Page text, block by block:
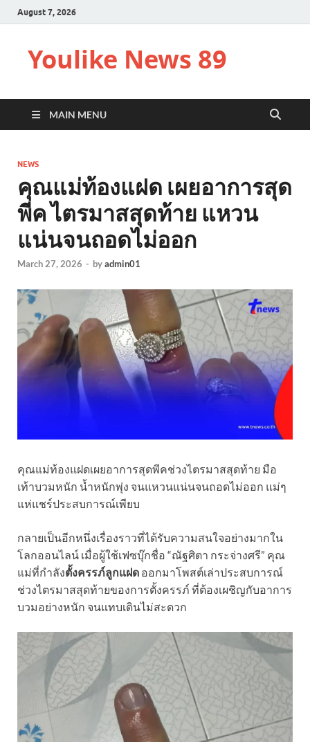
August 7, 2026
Youlike News 89
MAIN MENU
NEWS
คุณแม่ท้องแฝด เผยอาการสุด
พีค ไตรมาสสุดท้าย แหวน
แน่นจนถอดไม่ออก
March 27, 2026 - byadmin01
คุณแม่ท้องแฝดเผยอาการสุดพีคช่วงไตรมาสสุดท้าย มือ
เท้าบวมหนัก น้ำหนักพุ่ง จนแหวนแน่นจนถอดไม่ออก แม่ๆ
แห่แชร์ประสบการณ์เพียบ
กลายเป็นอีกหนึ่งเรื่องราวที่ได้รับความสนใจอย่างมากใน
โลกออนไลน์ เมื่อผู้ใช้เฟซบุ๊กชื่อ “ณัฐศิตา กระจ่างศรี” คุณ
แม่ที่กำลังตั้งครรภ์ลูกแฝด ออกมาโพสต์เล่าประสบการณ์
ช่วงไตรมาสสุดท้ายของการตั้งครรภ์ ที่ต้องเผชิญกับอาการ
บวมอย่างหนัก จนแทบเดินไม่สะดวก